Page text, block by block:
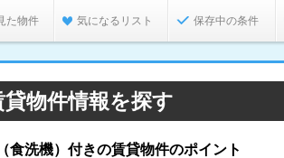
た物件 気になるリスト 保存中の条件
物件情報を探す
食洗機）付きの賃貸物件のポイント